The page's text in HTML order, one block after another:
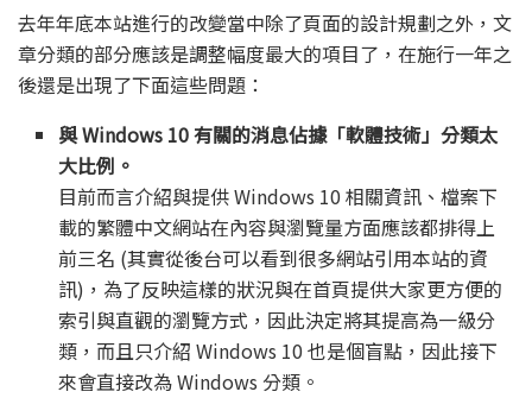
去年年底本站進行的改變當中除了頁面的設計規劃之外，文
章分類的部分應該是調整幅度最大的項目了，在施行一年之
後還是出現了下面這些問題：
與 Windows 10 有關的消息佔據「軟體技術」分類太
大比例。
目前而言介紹與提供 Windows 10 相關資訊、檔案下
載的繁體中文網站在內容與瀏覽量方面應該都排得上
前三名 (其實從後台可以看到很多網站引用本站的資
訊)，為了反映這樣的狀況與在首頁提供大家更方便的
索引與直觀的瀏覽方式，因此決定將其提高為一級分
類，而且只介紹 Windows 10 也是個盲點，因此接下
來會直接改為 Windows 分類。